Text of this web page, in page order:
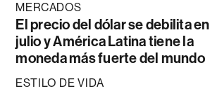
MERCADOS
El precio del dólar se debilita en
julio y América Latina tiene la
moneda más fuerte del mundo
ESTILO DE VIDA